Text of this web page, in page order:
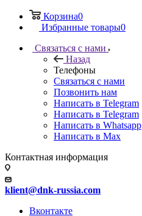
Корзина0
Избранные товары0
Связаться с нами
Назад
Телефоны
Связаться с нами
Позвонить нам
Написать в Telegram
Написать в Telegram
Написать в Whatsapp
Написать в Max
Контактная информация
klient@dnk-russia.com
Вконтакте